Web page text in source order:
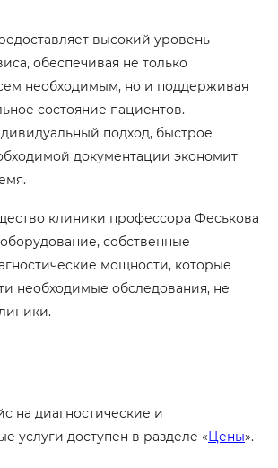
высокий уровень
обеспечивая не только
необходимым, но и поддерживая
состояние пациентов.
подход, быстрое
документации экономит
клиники профессора Феськова
собственные
мощности, которые
необходимые обследования, не
на диагностические и
услуги доступен в разделе «Цены».